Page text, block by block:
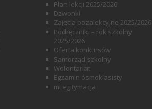
Plan lekcji 2025/2026
Dzwonki
Zajęcia pozalekcyjne 2025/2026
Podręczniki – rok szkolny
2025/2026
Oferta konkursów
Samorząd szkolny
Wolontariat
Egzamin ósmoklasisty
mLegitymacja